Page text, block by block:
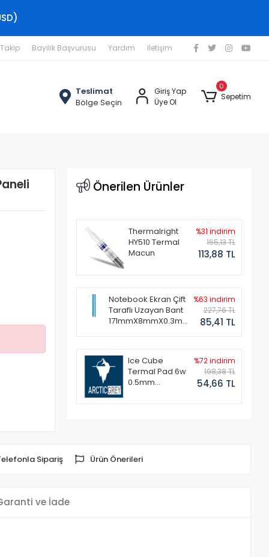
Bayilik Başvurusu Yardım İletişim
Teslimat
Bölge Seçin
Giriş Yap
Üye Ol
0
Sepetim
Önerilen Ürünler
Thermalright
HY510 Termal
Macun
%31 indirim
165,13 TL
113,88 TL
Notebook Ekran Çift
Taraflı Uzayan Bant
171mmX8mmX0.3mm
%63 indirim
227,76 TL
85,41 TL
Ice Cube
Termal Pad 6w
0.5mm
%72 indirim
198,38 TL
54,66 TL
Sipariş Ürün Önerileri
ve İade